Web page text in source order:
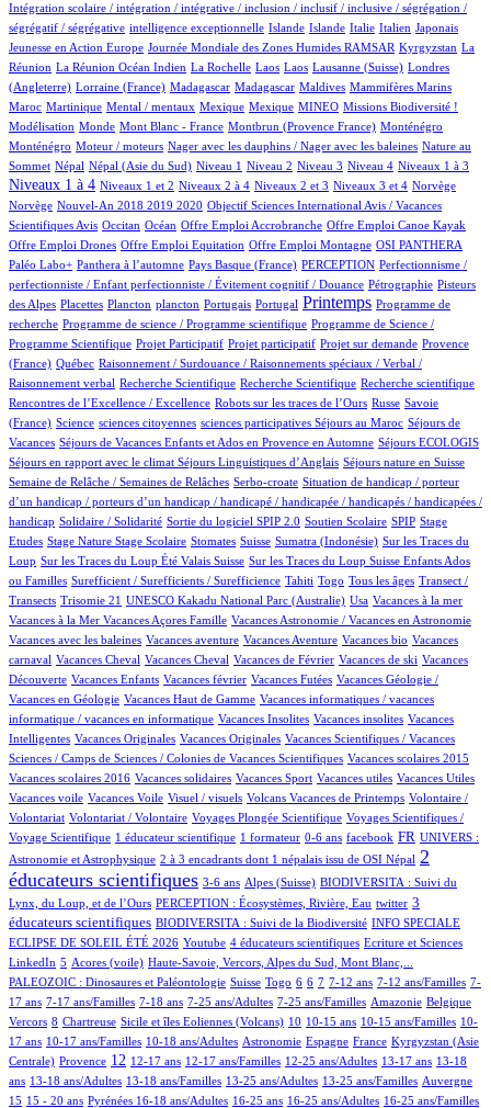
Intégration scolaire / intégration / intégrative / inclusion / inclusif / inclusive / ségrégation /
ségrégatif / ségrégative
1/964 intelligence exceptionnelle
10/964 Islande
9/964 Islande
11/964 Italie
83/964 Italien
5/964 Japonais
2/964
Jeunesse en Action Europe
5/964 Journée Mondiale des Zones Humides RAMSAR
101/964 Kyrgyzstan
6/964
La
Réunion
4/964 La Réunion Océan Indien
1/964 La Rochelle
1/964 Laos
1/964 Laos
3/964 Lausanne (Suisse)
63/964
Londres
(Angleterre)
1/964 Lorraine (France)
6/964 Madagascar
6/964 Madagascar
2/964 Maldives
1/964 Mammifères Marins
9/964
Maroc
11/964Martinique
2/964 Mental / mentaux
1/964 Mexique
1/964 Mexique
35/964 MINEO
39/964 Missions Biodiversité !
2/964
Modélisation
3/964 Monde
1/964 Mont Blanc - France
9/964 Montbrun (Provence France)
13/964 Monténégro
13/964
Monténégro
2/964 Moteur / moteurs
1/964 Nager avec les dauphins / Nager avec les baleines
2/964
Nature au
Sommet
17/964Népal
17/964 Népal (Asie du Sud)
14/964 Niveau 1
15/964 Niveau 2
10/964 Niveau 3
113/964 Niveau 4
126/964 Niveaux 1 à 3
422/964
Niveaux 1 à 4
13/964 Niveaux 1 et 2
56/964 Niveaux 2 à 4
14/964 Niveaux 2 et 3
171/964 Niveaux 3 et 4
2/964 Norvège
2/964
Norvège
14/964 Nouvel-An 2018 2019 2020
1/964
Objectif Sciences International Avis / Vacances
Scientifiques Avis
8/964 Occitan
189/964 Océan
1/964 Offre Emploi Accrobranche
1/964 Offre Emploi Canoe Kayak
1/964
Offre Emploi Drones
1/964 Offre Emploi Equitation
1/964 Offre Emploi Montagne
112/964 OSI PANTHERA
106/964
Paléo Labo+
111/964 Panthera à l’automne
5/964 Pays Basque (France)
48/964 PERCEPTION
1/964
Perfectionnisme /
perfectionniste / Enfant perfectionniste / Évitement cognitif / Douance
11/964 Pétrographie
5/964
Pisteurs
des Alpes
3/964 Placettes
1/964 Plancton
1/964 plancton
15/964 Portugais
2/964 Portugal
463/964 Printemps
1/964
Programme de
recherche
1/964 Programme de science / Programme scientifique
2/964
Programme de Science /
Programme Scientifique
1/964 Projet Participatif
1/964 Projet participatif
16/964 Projet sur demande
85/964
Provence
(France)
5/964 Québec
1/964
Raisonnement / Surdouance / Raisonnements spéciaux / Verbal /
Raisonnement verbal
1/964 Recherche Scientifique
1/964 Recherche Scientifique
1/964 Recherche scientifique
2/964
Rencontres de l’Excellence / Excellence
4/964 Robots sur les traces de l’Ours
101/964 Russe
4/964
Savoie
(France)
12/964Science
1/964 sciences citoyennes
1/964 sciences participatives
1/964 Séjours au Maroc
100/964
Séjours de
Vacances
77/964 Séjours de Vacances Enfants et Ados en Provence en Automne
5/964 Séjours ECOLOGIS
15/964
Séjours en rapport avec le climat
78/964 Séjours Linguistiques d’Anglais
9/964 Séjours nature en Suisse
100/964
Semaine de Relâche / Semaines de Relâches
13/964 Serbo-croate
2/964
Situation de handicap / porteur
d’un handicap / porteurs d’un handicap / handicapé / handicapée / handicapés / handicapées /
handicap
2/964 Solidaire / Solidarité
3/964 Sortie du logiciel SPIP 2.0
66/964 Soutien Scolaire
3/964 SPIP
1/964
Stage
Etudes
1/964Stage Nature
12/964 Stage Scolaire
1/964 Stomates
165/964 Suisse
6/964 Sumatra (Indonésie)
2/964
Sur les Traces du
Loup
7/964Sur les Traces du Loup Été Valais Suisse
6/964
Sur les Traces du Loup Suisse Enfants Ados
ou Familles
2/964 Surefficient / Surefficients / Surefficience
50/964 Tahiti
8/964 Togo
11/964 Tous les âges
100/964
Transect /
Transects
2/964 Trisomie 21
1/964 UNESCO Kakadu National Parc (Australie)
13/964 Usa
1/964 Vacances à la mer
1/964
Vacances à la Mer
1/964 Vacances Açores Famille
59/964 Vacances Astronomie / Vacances en Astronomie
1/964
Vacances avec les baleines
1/964 Vacances aventure
12/964 Vacances Aventure
1/964 Vacances bio
1/964
Vacances
carnaval
107/964Vacances Cheval
1/964 Vacances Cheval
17/964 Vacances de Février
1/964 Vacances de ski
1/964
Vacances
Découverte
57/964 Vacances Enfants
1/964 Vacances février
2/964 Vacances Futées
28/964
Vacances Géologie /
Vacances en Géologie
2/964 Vacances Haut de Gamme
2/964
Vacances informatiques / vacances
informatique / vacances en informatique
1/964 Vacances Insolites
1/964 Vacances insolites
1/964
Vacances
Intelligentes
2/964 Vacances Originales
1/964 Vacances Originales
13/964
Vacances Scientifiques / Vacances
Sciences / Camps de Sciences / Colonies de Vacances Scientifiques
1/964 Vacances scolaires 2015
1/964
Vacances scolaires 2016
1/964 Vacances solidaires
1/964 Vacances Sport
1/964 Vacances utiles
1/964 Vacances Utiles
1/964
Vacances voile
1/964 Vacances Voile
2/964 Visuel / visuels
13/964 Volcans Vacances de Printemps
1/964
Volontaire /
Volontariat
1/964 Volontariat / Volontaire
80/964 Voyages Plongée Scientifique
12/964
Voyages Scientifiques /
Voyage Scientifique
130/964 1 éducateur scientifique
8/964 1 formateur
2/964 0-6 ans
10/964 facebook
287/964 FR
66/964
UNIVERS :
Astronomie et Astrophysique
11/964 2 à 3 encadrants dont 1 népalais issu de OSI Népal
543/964
2
éducateurs scientifiques
12/964 3-6 ans
140/964 Alpes (Suisse)
42/964
BIODIVERSITA : Suivi du
Lynx, du Loup, et de l’Ours
16/964 PERCEPTION : Écosystèmes, Rivière, Eau
1/964 twitter
290/964
3
éducateurs scientifiques
51/964 BIODIVERSITA : Suivi de la Biodiversité
39/964
INFO SPECIALE
ECLIPSE DE SOLEIL ÉTÉ 2026
1/964 Youtube
29/964 4 éducateurs scientifiques
2/964 Ecriture et Sciences
1/964
LinkedIn
16/964 5
4/964 Acores (voile)
11/964 Haute-Savoie, Vercors, Alpes du Sud, Mont Blanc,...
106/964
PALEOZOIC : Dinosaures et Paléontologie
3/964 Suisse
5/964 Togo
1/964 6
72/964 6
103/964 7
16/964 7-12 ans
110/964 7-12 ans/Familles
4/964
7-
17 ans
29/9647-17 ans/Familles
65/964 7-18 ans
4/964 7-25 ans/Adultes
9/964 7-25 ans/Familles
4/964 Amazonie
2/964 Belgique
2/964
Vercors
87/964
8
1/964 Chartreuse
13/964 Sicile et îles Eoliennes (Volcans)
76/964 10
3/964 10-15 ans
4/964 10-15 ans/Familles
15/964
10-
17 ans
9/96410-17 ans/Familles
4/964 10-18 ans/Adultes
42/964 Astronomie
39/964 Espagne
7/964 France
110/964
Kyrgyzstan (Asie
Centrale)
203/964Provence
370/964 12
18/964 12-17 ans
3/964 12-17 ans/Familles
1/964 12-25 ans/Adultes
91/964 13-17 ans
11/964
13-18
ans
84/96413-18 ans/Adultes
8/964 13-18 ans/Familles
1/964 13-25 ans/Adultes
11/964 13-25 ans/Familles
4/964 Auvergne
206/964
15
20/964
15 - 20 ans
39/964 Pyrénées
120/964 16-18 ans/Adultes
5/964 16-25 ans
2/964 16-25 ans/Adultes
1/964 16-25 ans/Familles
13/964